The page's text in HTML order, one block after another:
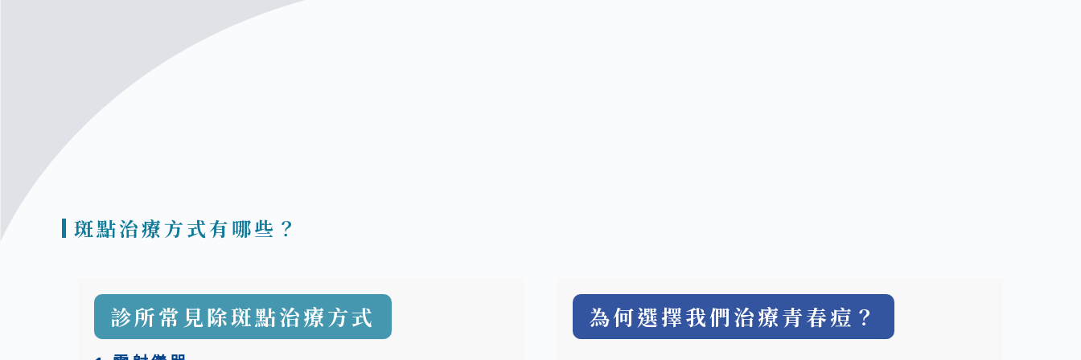
斑點治療方式有哪些？
診所常見除斑點治療方式 為何選擇我們治療青春痘？